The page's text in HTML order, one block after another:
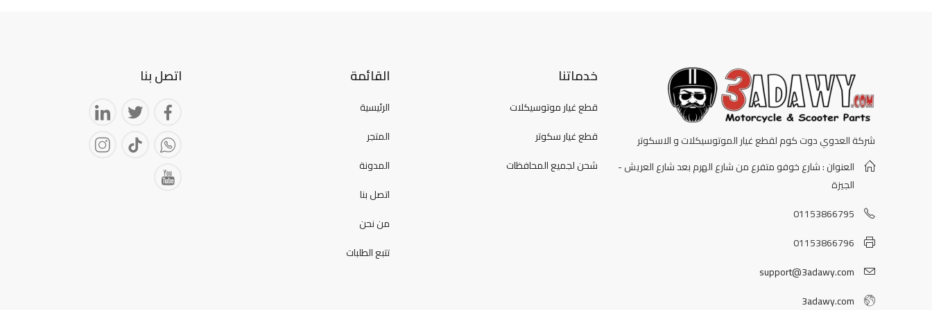
شركة العدوي دوت كوم لقطع غيار الموتوسيكلات و الاسكوتر
العنوان : شارع خوفو متفرع من شارع الهرم بعد شارع العريش -
الجيزة
01153866795
01153866796
support@3adawy.com
3adawy.com
خدماتنا
قطع غيار موتوسيكلات
قطع غيار سكوتر
شحن لجميع المحافظات
القائمة
الرئيسية
المتجر
المدونة
اتصل بنا
من نحن
تتبع الطلبات
اتصل بنا